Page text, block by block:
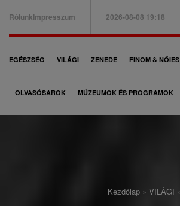
B
a
e
RólunkImpresszum 2026-08-08 19:18
F
ő
EGÉSZSÉG VILÁGI ZENEDE FINOM & NŐIES
OLVASÓSAROK MÚZEUMOK ÉS PROGRAMOK
Kezdőlap VILÁGI